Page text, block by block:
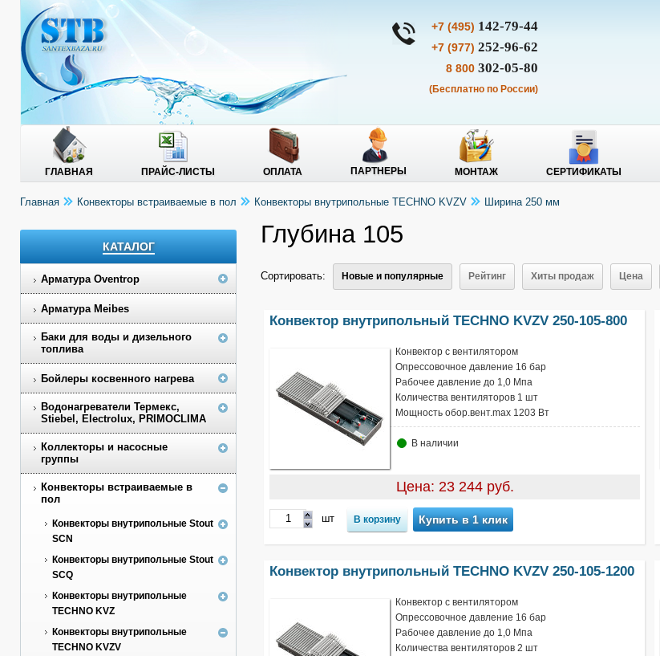
+7 (495) 142-79-44
+7 (977) 252-96-62
8 800 302-05-80
(Бесплатно по России)
ГЛАВНАЯ ПРАЙС-ЛИСТЫ ОПЛАТА ПАРТНЕРЫ МОНТАЖ СЕРТИФИКАТЫ
Главная Конвекторы встраиваемые в пол Конвекторы внутрипольные TECHNO KVZV Ширина 250 мм
КАТАЛОГ
Арматура Oventrop
Арматура Meibes
Баки для воды и дизельного
топлива
Бойлеры косвенного нагрева
Водонагреватели Термекс,
Stiebel, Electrolux, PRIMOCLIMA
Коллекторы и насосные
группы
Конвекторы встраиваемые в
пол
Конвекторы внутрипольные Stout
SCN
Конвекторы внутрипольные Stout
SCQ
Конвекторы внутрипольные
TECHNO KVZ
Конвекторы внутрипольные
TECHNO KVZV
Глубина 105
Сортировать: Новые и популярные Рейтинг Хиты продаж Цена
Конвектор внутрипольный TECHNO KVZV 250-105-800
Конвектор с вентилятором
Опрессовочное давление 16 бар
Рабочее давление до 1,0 Мпа
Количества вентиляторов 1 шт
Мощность обор.вент.max 1203 Вт
В наличии
Цена: 23 244 руб.
шт Купить в 1 клик
Конвектор внутрипольный TECHNO KVZV 250-105-1200
Конвектор с вентилятором
Опрессовочное давление 16 бар
Рабочее давление до 1,0 Мпа
Количества вентиляторов 2 шт